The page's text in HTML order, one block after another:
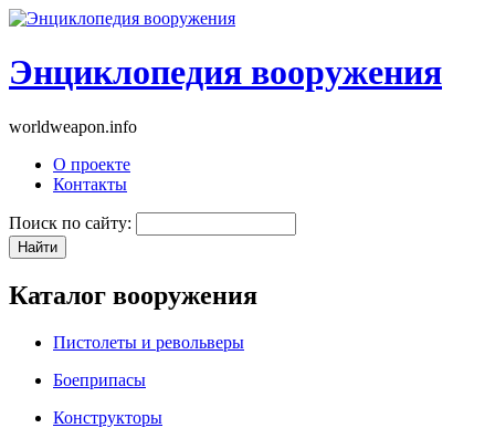
Энциклопедия вооружения
worldweapon.info
О проекте
Контакты
Поиск по сайту:
Каталог вооружения
Пистолеты и револьверы
Боеприпасы
Конструкторы